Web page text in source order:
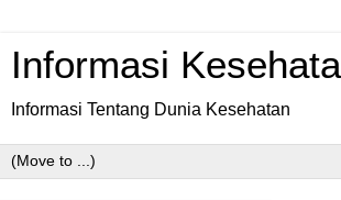
Informasi
Informasi Tentang Dunia Kesehatan